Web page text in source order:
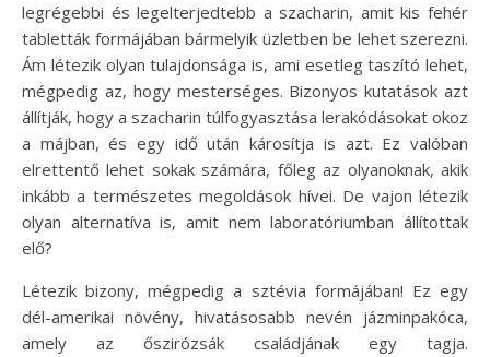
legrégebbi és legelterjedtebb a szacharin, amit kis fehér
tabletták formájában bármelyik üzletben be lehet szerezni.
Ám létezik olyan tulajdonsága is, ami esetleg taszító lehet,
mégpedig az, hogy mesterséges. Bizonyos kutatások azt
állítják, hogy a szacharin túlfogyasztása lerakódásokat okoz
a májban, és egy idő után károsítja is azt. Ez valóban
elrettentő lehet sokak számára, főleg az olyanoknak, akik
inkább a természetes megoldások hívei. De vajon létezik
olyan alternatíva is, amit nem laboratóriumban állítottak
elő?
Létezik bizony, mégpedig a sztévia formájában! Ez egy
dél-amerikai növény, hivatásosabb nevén jázminpakóca,
amely az őszirózsák családjának egy tagja.